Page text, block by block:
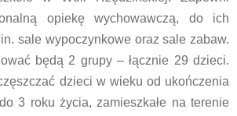
opiekę wychowawczą, do ich
sale wypoczynkowe oraz sale zabaw.
będą 2 grupy – łącznie 29 dzieci.
dzieci w wieku od ukończenia
3 roku życia, zamieszkałe na terenie